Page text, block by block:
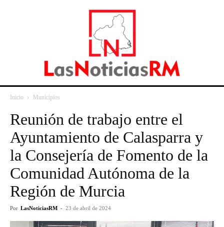
Inicio Municipios
Reunión de trabajo entre el
Ayuntamiento de Calasparra y
la Consejería de Fomento de la
Comunidad Autónoma de la
Región de Murcia
Por LasNoticiasRM - 23 de abril de 2024